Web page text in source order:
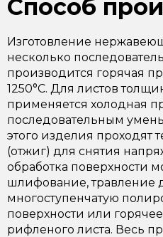
Способ
Изготовление
несколько
производится горячая
1250°C. Для листов
применяется холодная
последовательным
этого изделия проходят
(отжиг) для снятия
обработка поверхности
шлифование, травление
многоступенчатую
поверхности или
рифленого листа. Весь